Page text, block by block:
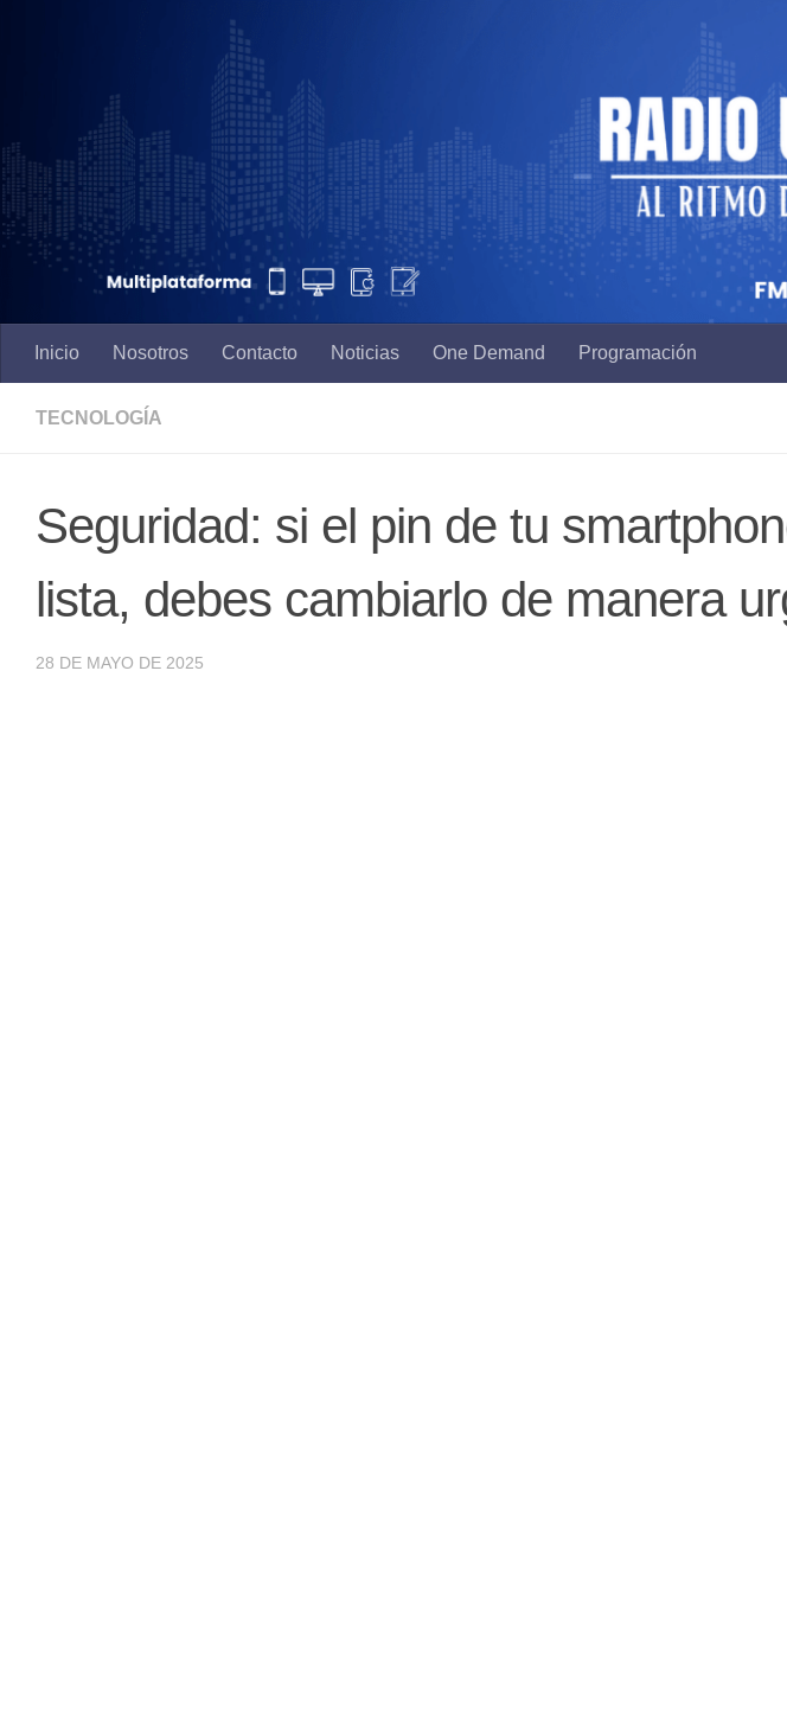
Inicio Nosotros Contacto Noticias One Demand Programación
TECNOLOGÍA
Seguridad: si el pin de tu
lista, debes cambiarlo de manera
28 DE MAYO DE 2025